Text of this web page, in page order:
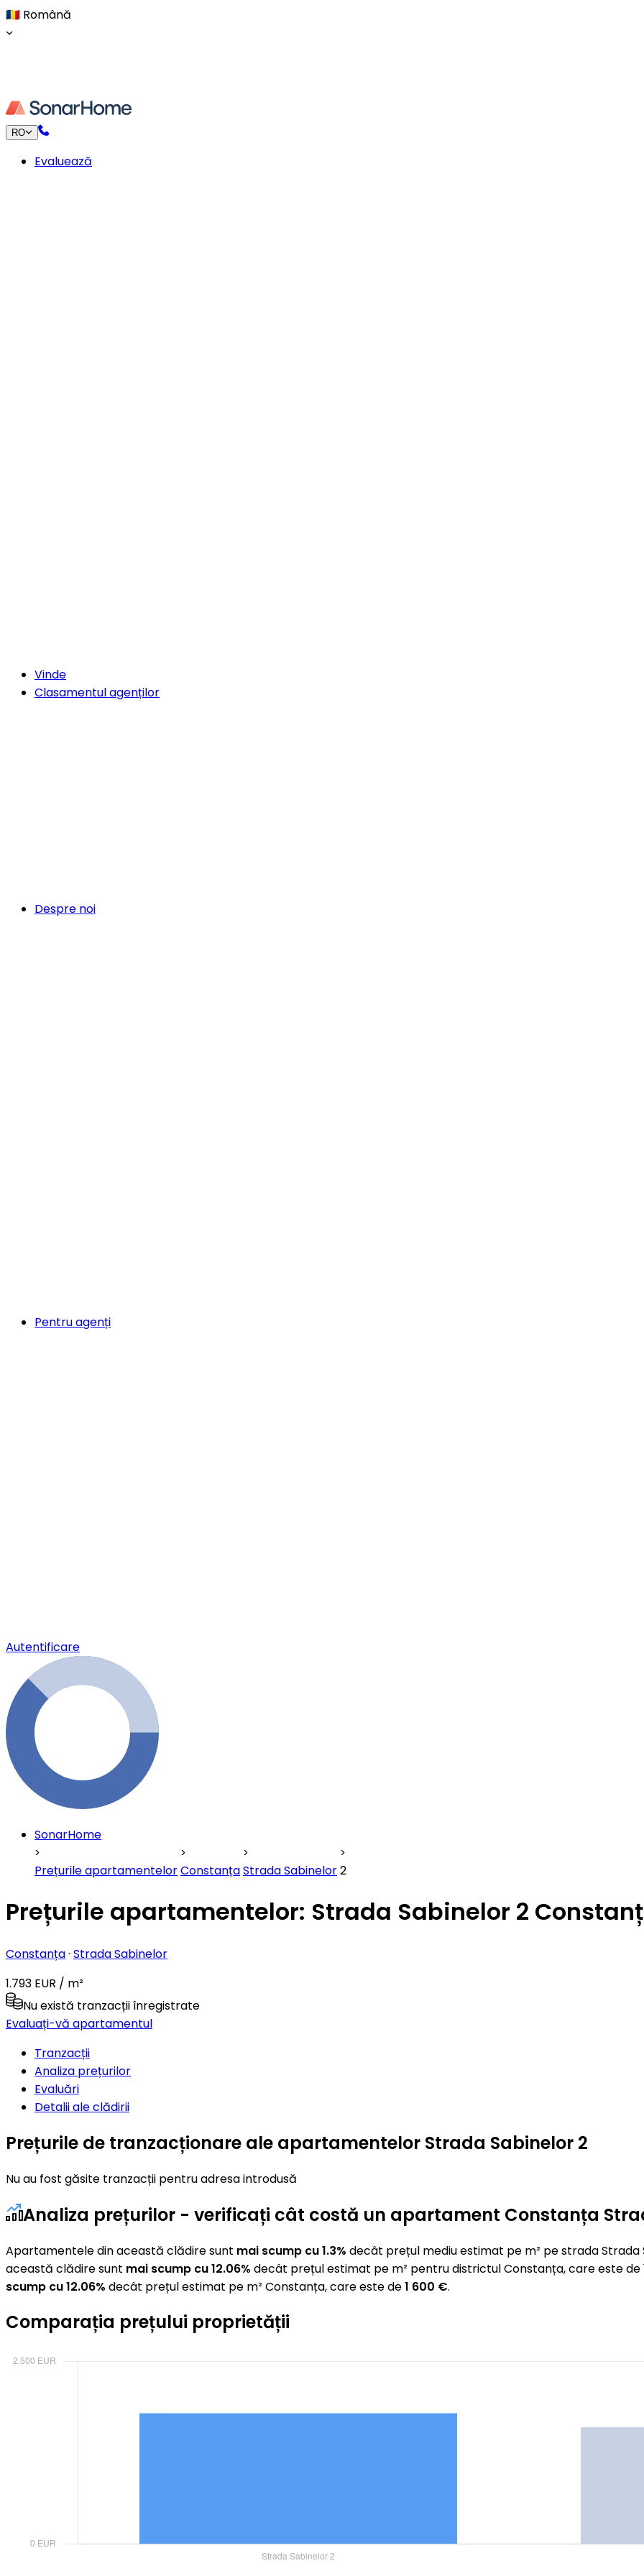
🇷🇴 Română
RO
Evaluează
Vinde
Clasamentul agenților
Despre noi
Pentru agenți
Autentificare
SonarHome
Prețurile apartamentelorConstanțaStrada Sabinelor2
Prețurile apartamentelor: Strada Sabinelor 2
Constanța· Strada Sabinelor
1.793 EUR / m²
Nu există tranzacții înregistrate
Evaluați-vă apartamentul
Tranzacții
Analiza prețurilor
Evaluări
Detalii ale clădirii
Prețurile de tranzacționare ale apartamentelor Strada Sabinelor 2
Nu au fost găsite tranzacții pentru adresa introdusă
Analiza prețurilor - verificați cât costă un apartament Constanța
Apartamentele din această clădire sunt mai scump cu 1.3% decât prețul mediu estimat pe m² pe strada
această clădire sunt mai scump cu 12.06% decât prețul estimat pe m² pentru districtul Constanța, care este
scump cu 12.06% decât prețul estimat pe m² Constanța, care este de1 600 €.
Comparația prețului proprietății